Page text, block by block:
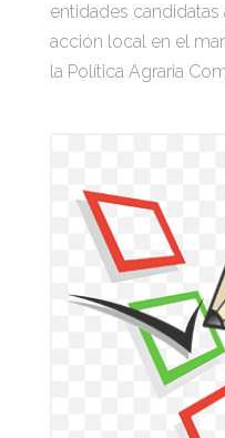
entidades
acción local en el
la Política Agraria